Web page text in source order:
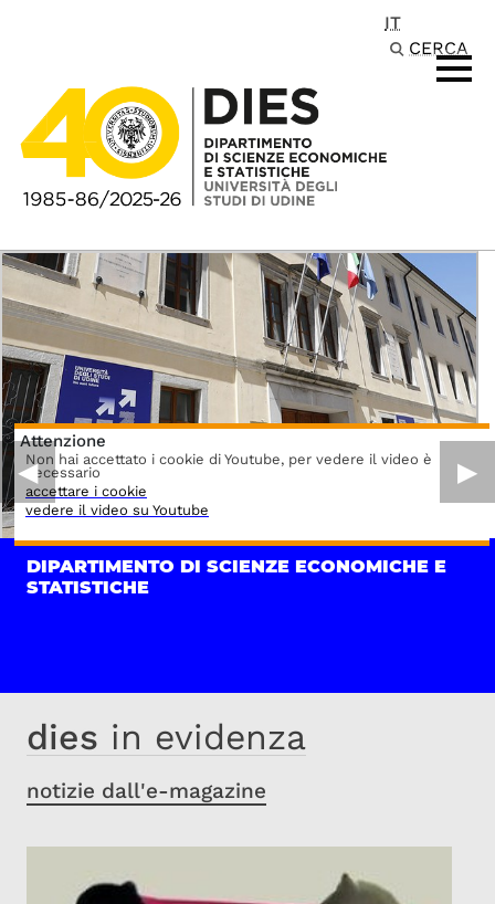
IT
CERCA
DIPARTIMENTO DI SCIENZE ECONOMICHE E
STATISTICHE
Attenzione
Non hai accettato i cookie di Youtube, per vedere il video è
necessario
accettare i cookie
vedere il video su Youtube
▶︎
◀︎
dies in evidenza
notizie dall'e-magazine